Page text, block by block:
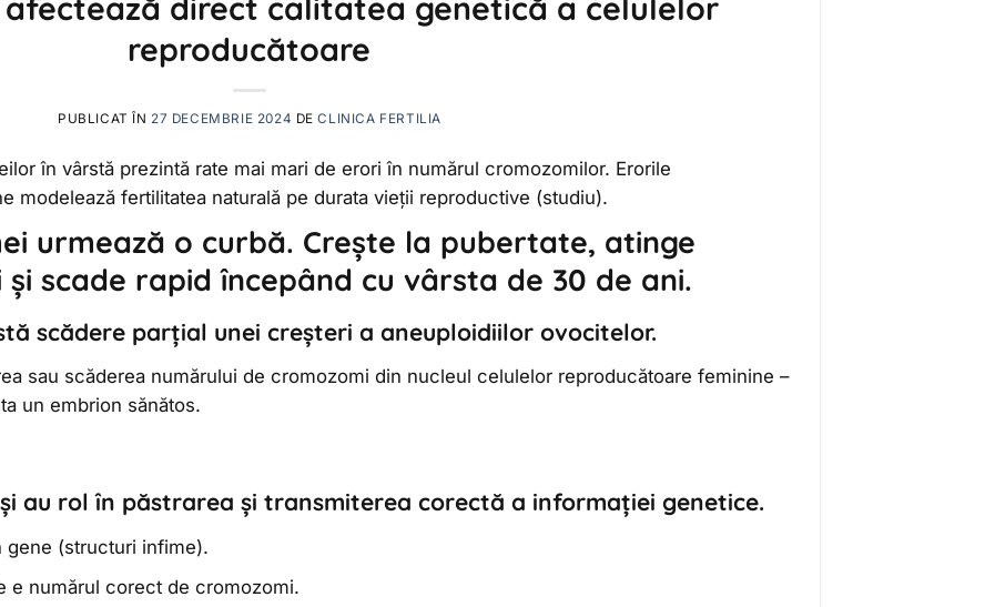
reproducătoare
PUBLICAT ÎN 27 DECEMBRIE 2024 DECLINICA FERTILIA
în vârstă prezintă rate mai mari de erori în numărul cromozomilor. Erorile
modelează fertilitatea naturală pe durata vieții reproductive (studiu).
urmează o curbă. Crește la pubertate, atinge
scade rapid începând cu vârsta de 30 de ani.
scădere parțial unei creșteri a aneuploidiilor ovocitelor.
sau scăderea numărului de cromozomi din nucleul celulelor reproducătoare feminine –
un embrion sănătos.
au rol în păstrarea și transmiterea corectă a informației genetice.
gene (structuri infime).
e numărul corect de cromozomi.